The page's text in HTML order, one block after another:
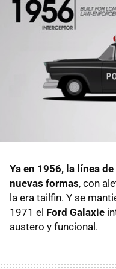
Ya en 1956, la línea
nuevas formas, con
la era tailfin. Y se
1971 el Ford Galaxie
austero y funcional.